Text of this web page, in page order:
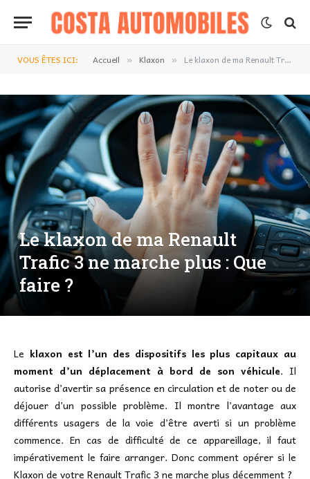
VOUS ÊTES ICI: Accueil » Klaxon » Le klaxon de ma Renault Trafic 3 ne marche plus : Que faire ?
Le klaxon de ma Renault
Trafic 3 ne marche plus : Que
faire ?
Le klaxon est l’un des dispositifs les plus capitaux au
moment d’un déplacement à bord de son véhicule. Il
autorise d’avertir sa présence en circulation et de noter ou de
déjouer d’un possible problème. Il montre l’avantage aux
différents usagers de la voie d’être averti si un problème
commence. En cas de difficulté de ce appareillage, il faut
impérativement le faire arranger. Donc comment opérer si le
Klaxon de votre Renault Trafic 3 ne marche plus décemment ?